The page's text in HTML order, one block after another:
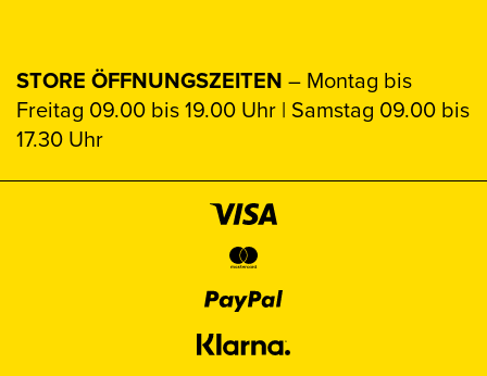
STORE ÖFFNUNGSZEITEN – Montag bis
Freitag 09.00 bis 19.00 Uhr | Samstag 09.00 bis
17.30 Uhr